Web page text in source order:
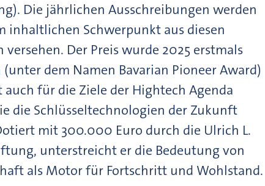
Die jährlichen Ausschreibungen werden
inhaltlichen Schwerpunkt aus diesen
versehen. Der Preis wurde 2025 erstmals
dem Namen Bavarian Pioneer Award)
auch für die Ziele der Hightech Agenda
die Schlüsseltechnologien der Zukunft
mit 300.000 Euro durch die Ulrich L.
unterstreicht er die Bedeutung von
als Motor für Fortschritt und Wohlstand.